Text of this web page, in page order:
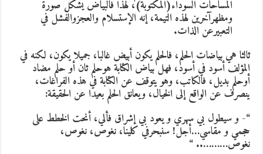
المساحات السوداء(المكتوبة)، لهذا فالبياض يشكل صورة
ومظهرآخرين لهذه التيمة، إنه الإستسلام والعجزوالفشل في
التعبيرعن الذات.
ثالثا هي بياضات الحلم، فالحلم يكون أبيض غالبا، جميلا يكون، لكنه في
المؤلف أسود في أسود، فهل بياض الكتابة هوحلم ثان أو حلم مضاد
أوحلم بديل، فالكاتب، وهو يتوقف عن الكتابة في هذه الفراغات،
ينصرف عن الواقع إلى الخيال، ويعانق الحلم بعيدا عن الحقيقة:
“- و سيطول بي سهري و يعود بي إشراق فألي، أنحت الخطط على
حجمي و مقاسي…أجل! سنبحرفي كلينا، نغوص، نغوص،
نغوص……….. “